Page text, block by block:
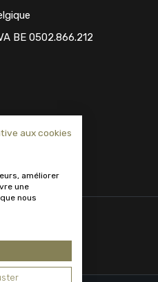
BE 0502.866.212
aux cookies
améliorer
une
nous